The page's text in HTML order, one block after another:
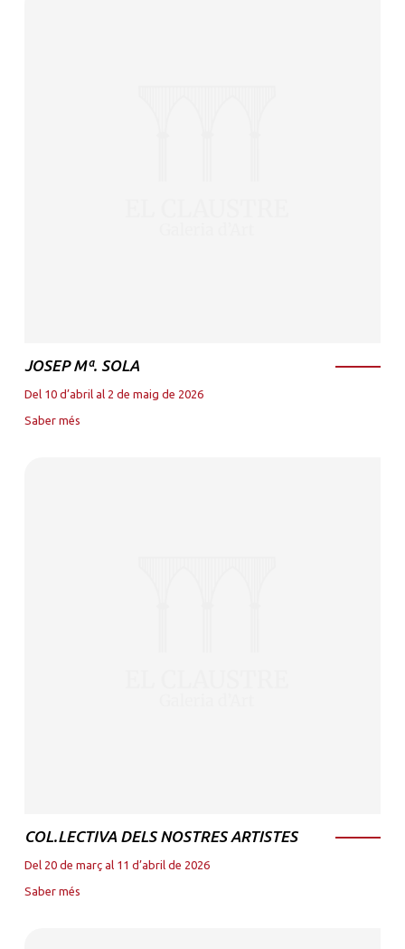
JOSEP Mª. SOLA
Del 10 d’abril al 2 de maig de 2026
Saber més
COL.LECTIVA DELS NOSTRES ARTISTES
Del 20 de març al 11 d’abril de 2026
Saber més